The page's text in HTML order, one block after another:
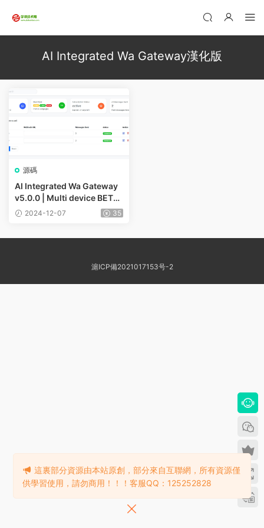
AI Integrated Wa Gateway漢化版
源碼
AI Integrated Wa Gateway
v5.0.0 | Multi device BETA |
MPWA MD ( Extended Lice
2024-12-07 35
滬ICP備2021017153号-2
這裏部分資源由本站原創，部分來自互聯網，所有資源僅
供學習使用，請勿商用！！！客服QQ：125252828